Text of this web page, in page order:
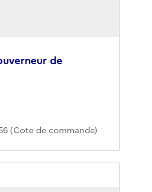
de
(Cote de commande)